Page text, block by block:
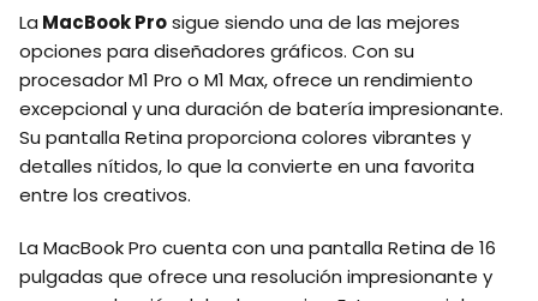
La MacBook Prosigue siendo una de las mejores
opciones para diseñadores gráficos. Con su
procesador M1 Pro o M1 Max, ofrece un rendimiento
excepcional y una duración de batería impresionante.
Su pantalla Retina proporciona colores vibrantes y
detalles nítidos, lo que la convierte en una favorita
entre los creativos.
La MacBook Pro cuenta con una pantalla Retina de 16
pulgadas que ofrece una resolución impresionante y